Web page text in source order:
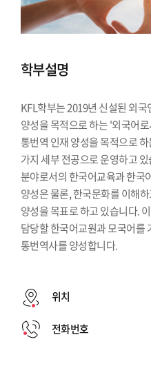
학부설명
KFL학부는 2019년 신설된 외
양성을 목적으로 하는 '외국어
통번역 인재 양성을 목적으로
가지 세부 전공으로 운영하고
분야로서의 한국어교육과 한국
양성은 물론, 한국문화를 이해
양성을 목표로 하고 있습니다.
담당할 한국어교원과 모국어를
통번역사를 양성합니다.
위치
전화번호